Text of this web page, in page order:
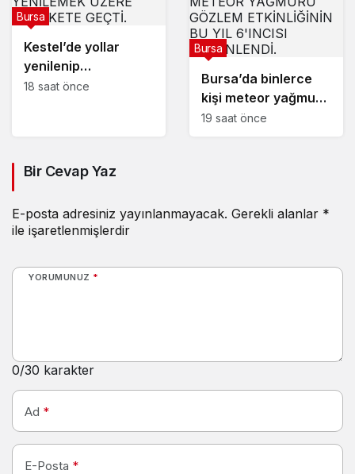
Kestel’de yollar
yenilenip
genişletiliyor
Bursa
18 saat önce
Bursa’da binlerce
kişi meteor yağmuru
için bir araya geldi
Bursa
19 saat önce
Bir Cevap Yaz
E-posta adresiniz yayınlanmayacak. Gerekli alanlar *
ile işaretlenmişlerdir
YORUMUNUZ *
0/30 karakter
Ad *
E-Posta *